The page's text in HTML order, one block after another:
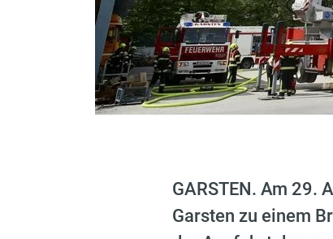
GARSTEN. Am 29.
Garsten zu einem